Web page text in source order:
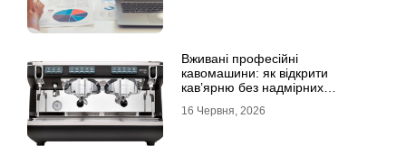
Вживані професійні
кавомашини: як відкрити
кав’ярню без надмірних
16 Червня, 2026